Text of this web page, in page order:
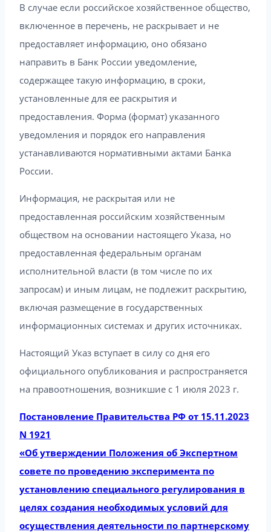
В случае если российское хозяйственное общество,
включенное в перечень, не раскрывает и не
предоставляет информацию, оно обязано
направить в Банк России уведомление,
содержащее такую информацию, в сроки,
установленные для ее раскрытия и
предоставления. Форма (формат) указанного
уведомления и порядок его направления
устанавливаются нормативными актами Банка
России.
Информация, не раскрытая или не
предоставленная российским хозяйственным
обществом на основании настоящего Указа, но
предоставленная федеральным органам
исполнительной власти (в том числе по их
запросам) и иным лицам, не подлежит раскрытию,
включая размещение в государственных
информационных системах и других источниках.
Настоящий Указ вступает в силу со дня его
официального опубликования и распространяется
на правоотношения, возникшие с 1 июля 2023 г.
Постановление Правительства РФ от 15.11.2023
N 1921
«Об утверждении Положения об Экспертном
совете по проведению эксперимента по
установлению специального регулирования в
целях создания необходимых условий для
осуществления деятельности по партнерскому